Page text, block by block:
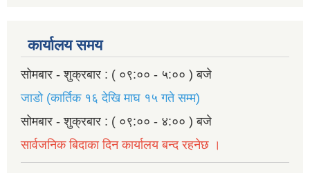
कार्यालय समय
सोमबार - शुक्रबार : ( ०९:०० - ५:०० ) बजे
जाडो (कार्तिक १६ देखि माघ १५ गते सम्म)
सोमबार - शुक्रबार : ( ०९:०० - ४:०० ) बजे
सार्वजनिक बिदाका दिन कार्यालय बन्द रहनेछ ।